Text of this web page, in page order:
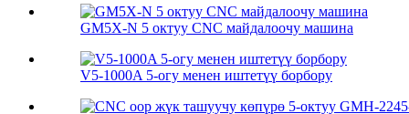
GM5X-N 5 октуу CNC майдалоочу машина
V5-1000A 5-огу менен иштетүү борбору